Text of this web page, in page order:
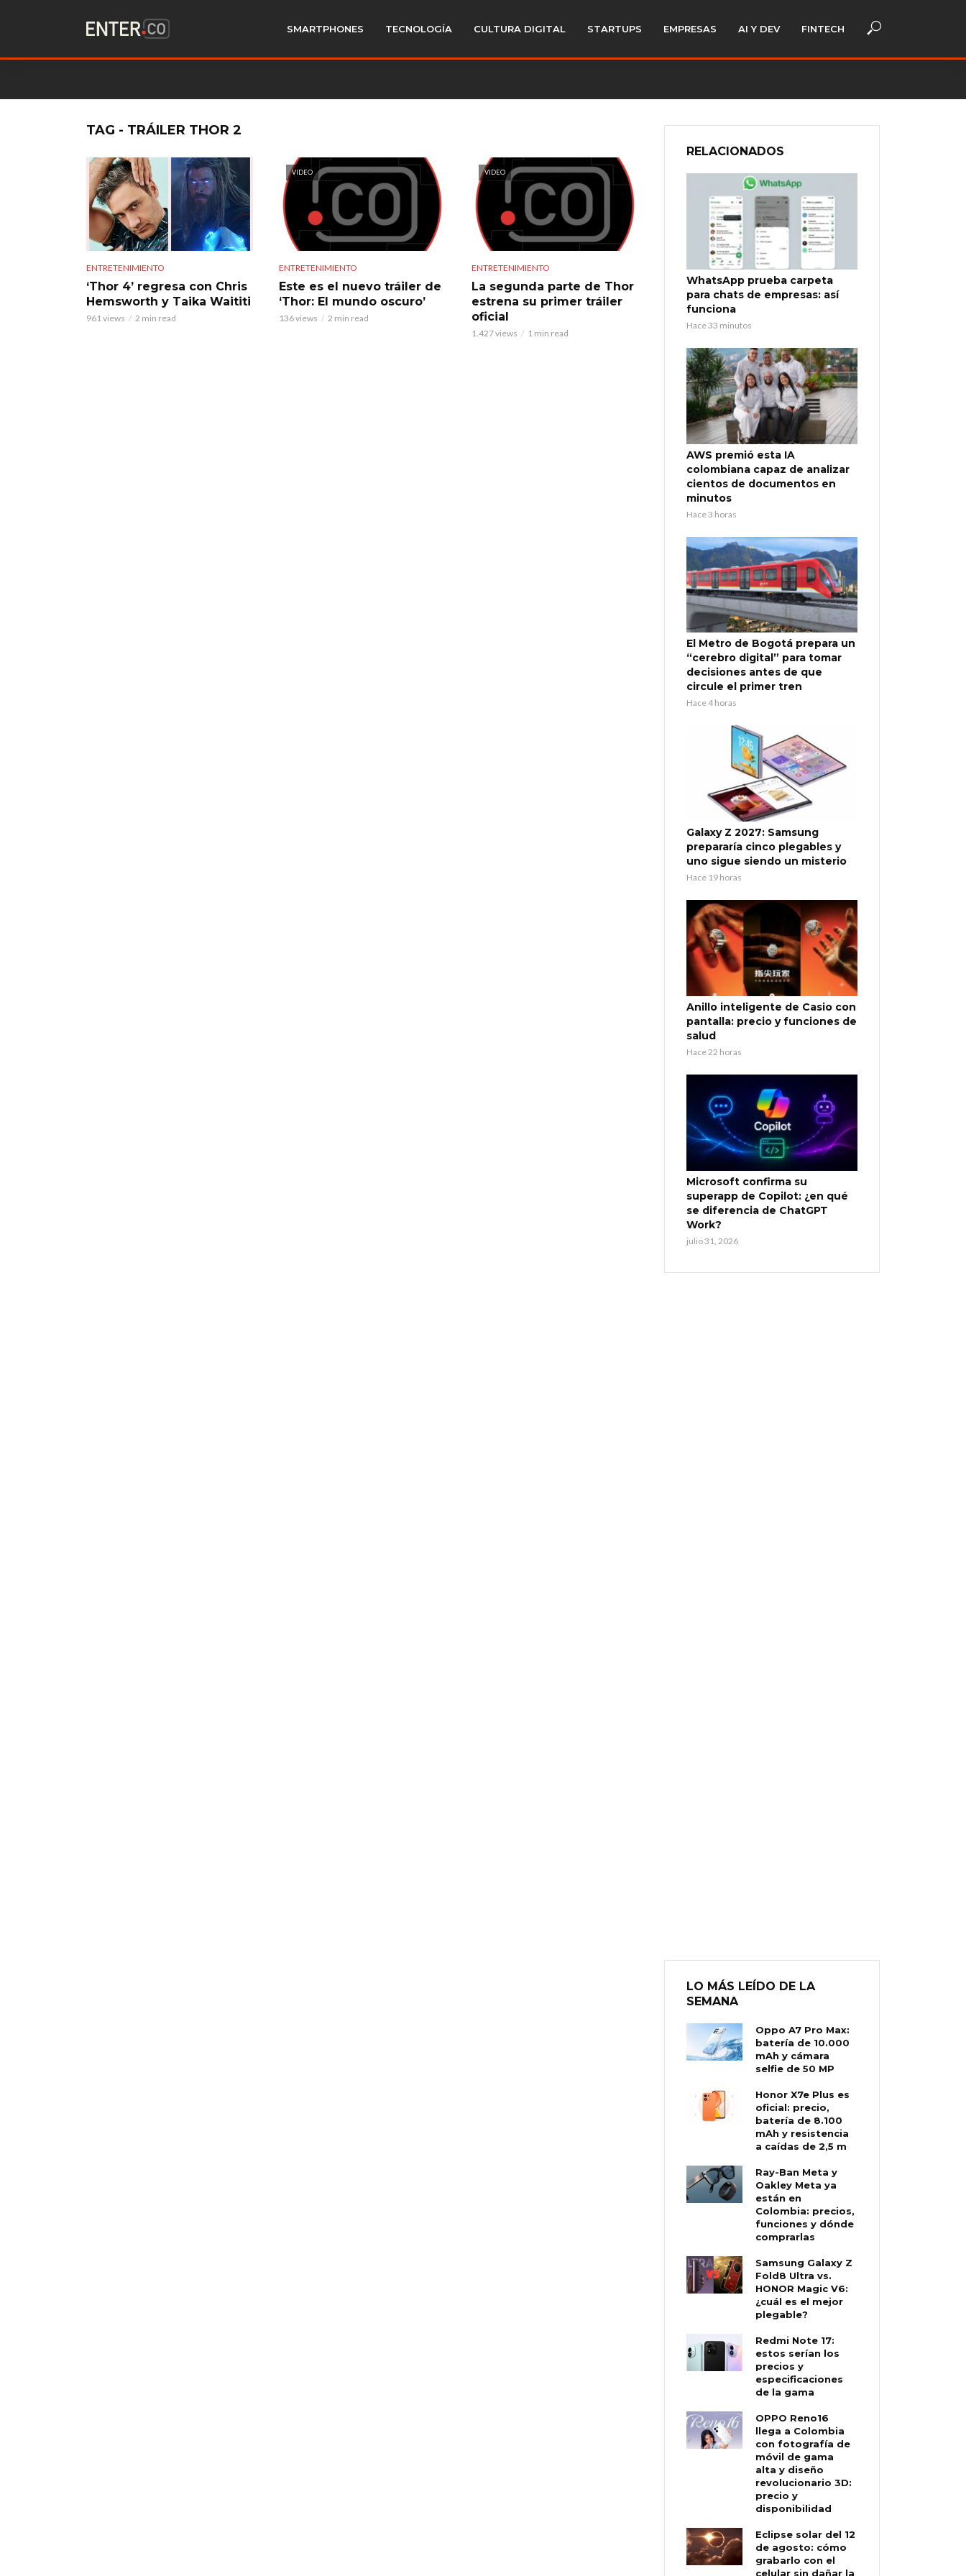
SMARTPHONES TECNOLOGÍA CULTURA DIGITAL STARTUPS EMPRESAS AI Y DEV FINTECH
TAG - TRÁILER THOR 2
ENTRETENIMIENTO
‘Thor 4’ regresa con Chris
Hemsworth y Taika Waititi
961 views 2 min read
VIDEO
ENTRETENIMIENTO
Este es el nuevo tráiler de
‘Thor: El mundo oscuro’
136 views 2 min read
VIDEO
ENTRETENIMIENTO
La segunda parte de Thor
estrena su primer tráiler
oficial
1.427 views 1 min read
RELACIONADOS
WhatsApp prueba carpeta
para chats de empresas: así
funciona
Hace 33 minutos
AWS premió esta IA
colombiana capaz de analizar
cientos de documentos en
minutos
Hace 3 horas
El Metro de Bogotá prepara un
“cerebro digital” para tomar
decisiones antes de que
circule el primer tren
Hace 4 horas
Galaxy Z 2027: Samsung
prepararía cinco plegables y
uno sigue siendo un misterio
Hace 19 horas
Anillo inteligente de Casio con
pantalla: precio y funciones de
salud
Hace 22 horas
Microsoft confirma su
superapp de Copilot: ¿en qué
se diferencia de ChatGPT
Work?
julio 31, 2026
LO MÁS LEÍDO DE LA
SEMANA
Oppo A7 Pro Max:
batería de 10.000
mAh y cámara
selfie de 50 MP
Honor X7e Plus es
oficial: precio,
batería de 8.100
mAh y resistencia
a caídas de 2,5 m
Ray-Ban Meta y
Oakley Meta ya
están en
Colombia: precios,
funciones y dónde
comprarlas
Samsung Galaxy Z
Fold8 Ultra vs.
HONOR Magic V6:
¿cuál es el mejor
plegable?
Redmi Note 17:
estos serían los
precios y
especificaciones
de la gama
OPPO Reno16
llega a Colombia
con fotografía de
móvil de gama
alta y diseño
revolucionario 3D:
precio y
disponibilidad
Eclipse solar del 12
de agosto: cómo
grabarlo con el
celular sin dañar la